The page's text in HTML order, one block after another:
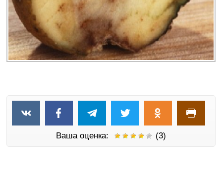
Ваша оценка: (3)